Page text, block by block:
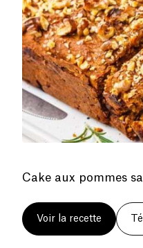
Cake aux pommes
Voir la recette